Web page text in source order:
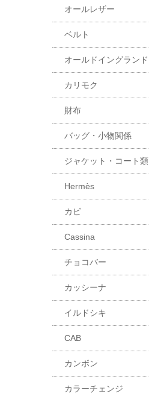
オールレザー
ベルト
オールドイングランド
カリモク
財布
バッグ・小物関係
ジャケット・コート類
Hermès
カビ
Cassina
チョコバー
カッシーナ
イルドシキ
CAB
カンボン
カラーチェンジ